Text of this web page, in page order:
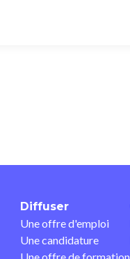
Diffuser
Une offre d'emploi
Une candidature